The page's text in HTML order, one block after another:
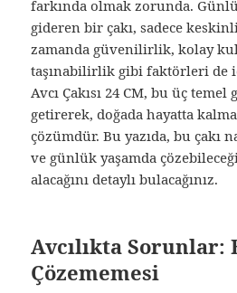
farkında olmak zorunda.
gideren bir çakı, sadece
zamanda güvenilirlik, kolay
taşınabilirlik gibi faktörleri de
Avcı Çakısı 24 CM, bu üç
getirerek, doğada hayatta
çözümdür. Bu yazıda, bu çakı
ve günlük yaşamda
alacağını detaylı bulacağınız.
Avcılıkta Sorunlar:
Çözememesi